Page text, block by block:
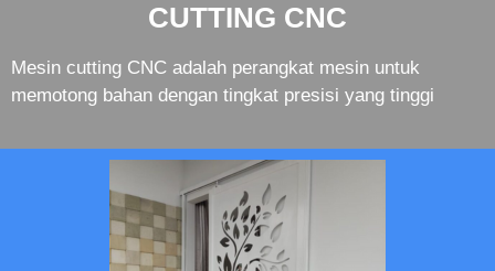
CUTTING CNC
Mesin cutting CNC adalah perangkat mesin untuk
memotong bahan dengan tingkat presisi yang tinggi